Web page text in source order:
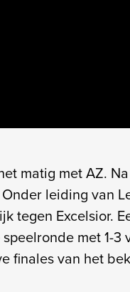
matig met AZ.
leiding van
tegen Excelsior.
met 1-3
finales van het